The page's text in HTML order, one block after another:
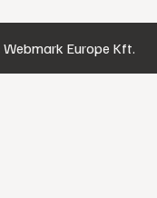
Webmark Europe Kft.